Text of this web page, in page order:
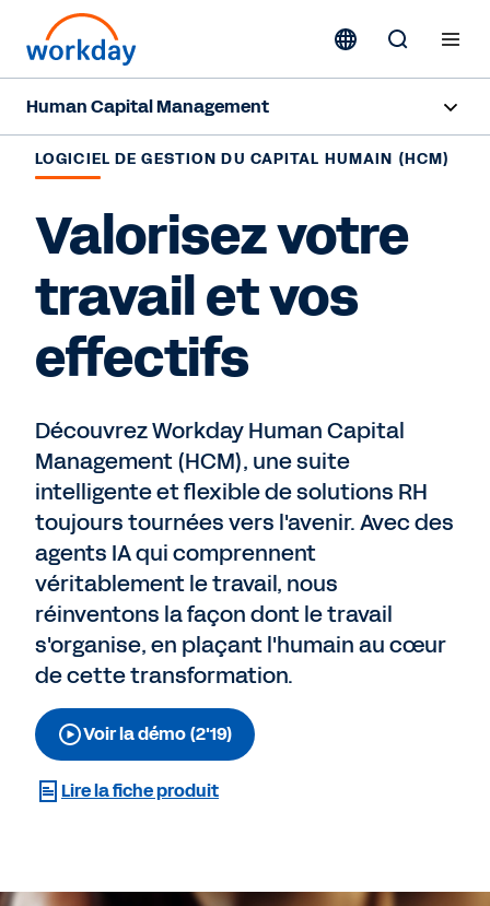
Human Capital Management
Aperçu
Fonctionnalités
Nous contacter
LOGICIEL DE GESTION DU CAPITAL HUMAIN (HCM)
Valorisez votre
travail et vos
effectifs
Découvrez Workday Human Capital
Management (HCM), une suite
intelligente et flexible de solutions RH
toujours tournées vers l'avenir. Avec des
agents IA qui comprennent
véritablement le travail, nous
réinventons la façon dont le travail
s'organise, en plaçant l'humain au cœur
de cette transformation.
Voir la démo (2'19)
Lire la fiche produit